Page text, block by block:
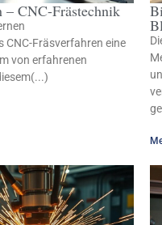
– CNC-Frästechnik
CNC-Fräsverfahren eine
von erfahrenen